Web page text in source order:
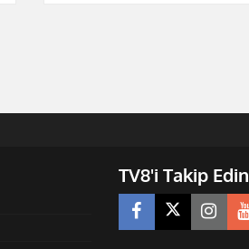
TV8'i Takip Edin